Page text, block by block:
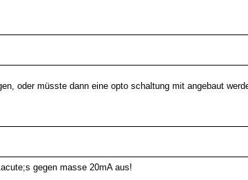
oder müsste dann eine opto schaltung mit angebaut
gegen masse 20mA aus!